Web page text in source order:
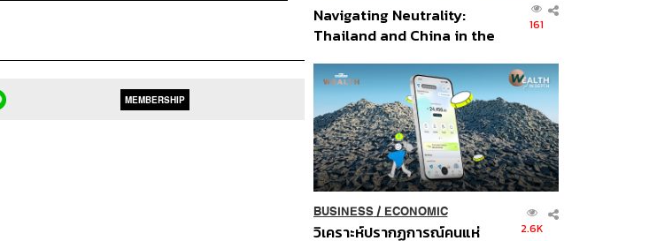
MEMBERSHIP
Navigating Neutrality:
Thailand and China in the
Order
161
BUSINESS/ ECONOMIC
วิเคราะห์ปรากฏการณ์คนแห่ 2.6K